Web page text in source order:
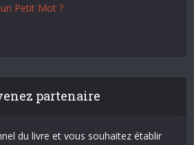
Petit Mot ?
partenaire
du livre et vous souhaitez établir